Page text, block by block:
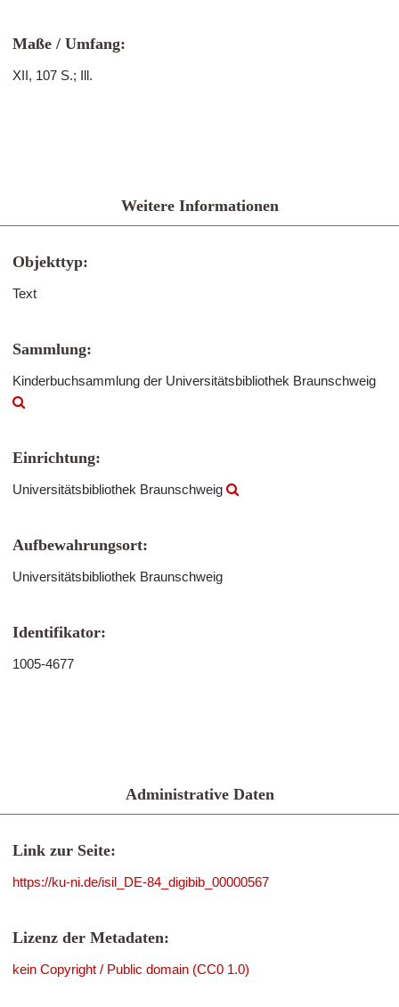
Maße / Umfang:
XII, 107 S.; Ill.
Weitere Informationen
Objekttyp:
Text
Sammlung:
Kinderbuchsammlung der Universitätsbibliothek Braunschweig
Einrichtung:
Universitätsbibliothek Braunschweig
Aufbewahrungsort:
Universitätsbibliothek Braunschweig
Identifikator:
1005-4677
Administrative Daten
Link zur Seite:
https://ku-ni.de/isil_DE-84_digibib_00000567
Lizenz der Metadaten:
kein Copyright / Public domain (CC0 1.0)